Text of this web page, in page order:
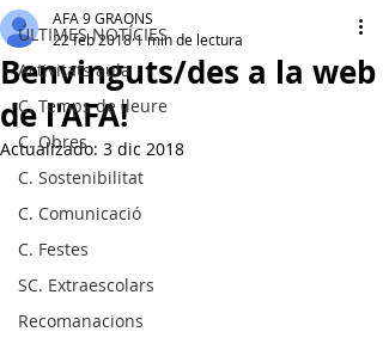
ÚLTIMES NOTÍCIES
Activitats aula
C. Temps de lleure
C. Obres
C. Sostenibilitat
C. Comunicació
C. Festes
SC. Extraescolars
Recomanacions
Benvinguts/des a la web
de l'AFA!
AFA 9 GRAONS
22 feb 20181 min de lectura
Actualizado: 3 dic 2018